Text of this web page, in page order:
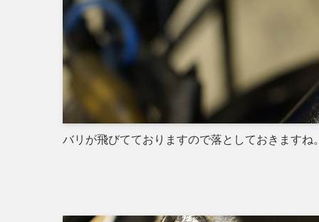
バリが飛びてておりますので落としておきますね